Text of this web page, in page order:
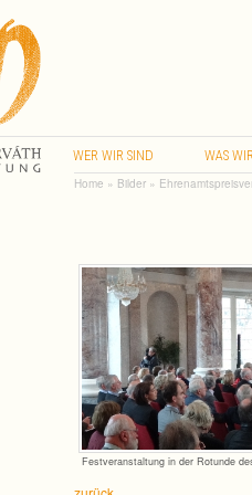
WER WIR SIND WAS
Home » Bilder »
Fest­ver­an­stal­tung in der Rotunde